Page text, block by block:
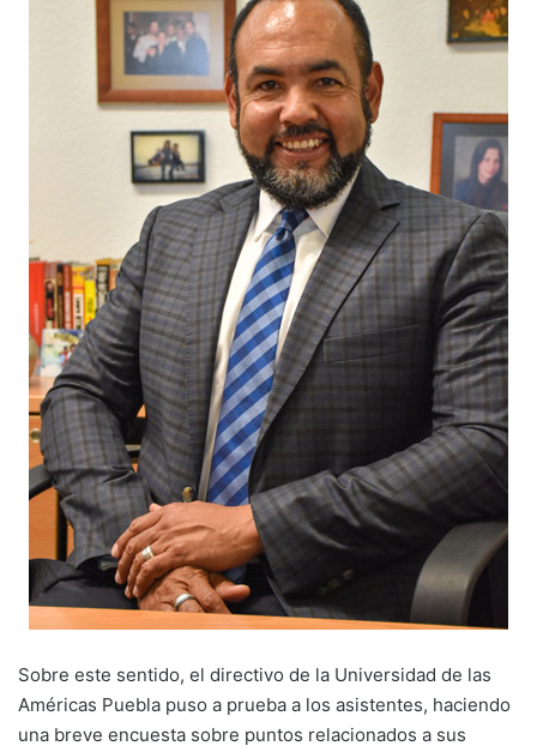
Sobre este sentido, el directivo de la Universidad de las
Américas Puebla puso a prueba a los asistentes, haciendo
una breve encuesta sobre puntos relacionados a sus